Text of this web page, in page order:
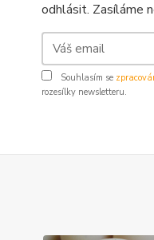
odhlásit. Zasíláme
Souhlasím se
rozesílky newsletteru.